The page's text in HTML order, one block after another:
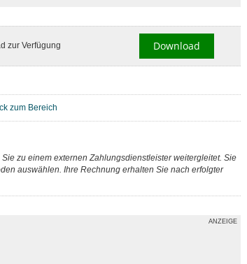
zur Verfügung Download
zum Bereich
zu einem externen Zahlungsdienstleister weitergleitet. Sie
auswählen. Ihre Rechnung erhalten Sie nach erfolgter
ANZEIGE